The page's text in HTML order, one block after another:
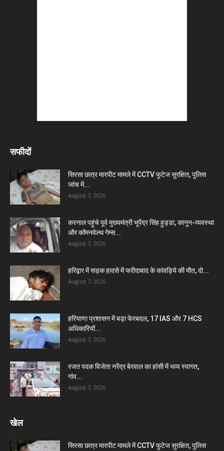
सफीदों
सिरसा छात्र मारपीट मामले में CCTV फुटेज सुरक्षित, पुलिस
जांच में...
August 7, 2026
करनाल पहुंचे पूर्व मुख्यमंत्री भूपेंद्र सिंह हुड्डा, कानून-व्यवस्था
और कॉमनवेल्थ गेम्स...
August 7, 2026
हरिद्वार में सड़क हादसे में फरीदाबाद के कांवड़िये की मौत, दो...
August 7, 2026
हरियाणा प्रशासन में बड़ा फेरबदल, 17 IAS और 7 HCS
अधिकारियों...
August 7, 2026
रजत पदक विजेता नरेंद्र बेरवाल का हांसी में भव्य स्वागत,
गांव...
August 7, 2026
खेल
सिरसा छात्र मारपीट मामले में CCTV फुटेज सुरक्षित, पुलिस